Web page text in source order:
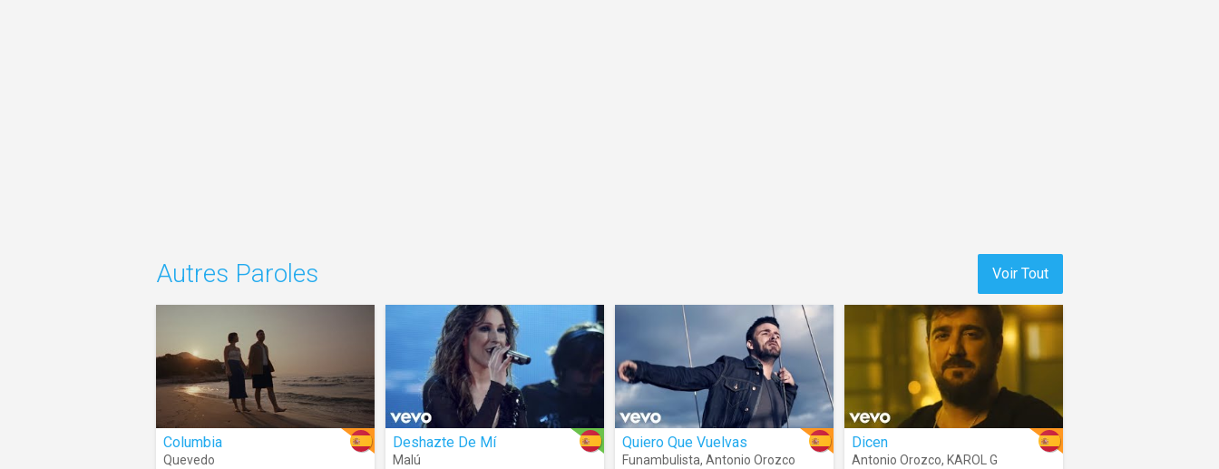
Voir Tout
Autres Paroles
Columbia
Quevedo
Deshazte De Mí
Malú
Quiero Que Vuelvas
Funambulista, Antonio Orozco
Dicen
Antonio Orozco, KAROL G